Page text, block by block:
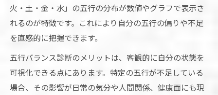
火・土・金・水」の五行の分布が数値やグラフで表示さ
れるのが特徴です。これにより自分の五行の偏りや不足
を直感的に把握できます。
五行バランス診断のメリットは、客観的に自分の状態を
可視化できる点にあります。特定の五行が不足している
場合、その影響が日常の気分や人間関係、健康面にも現